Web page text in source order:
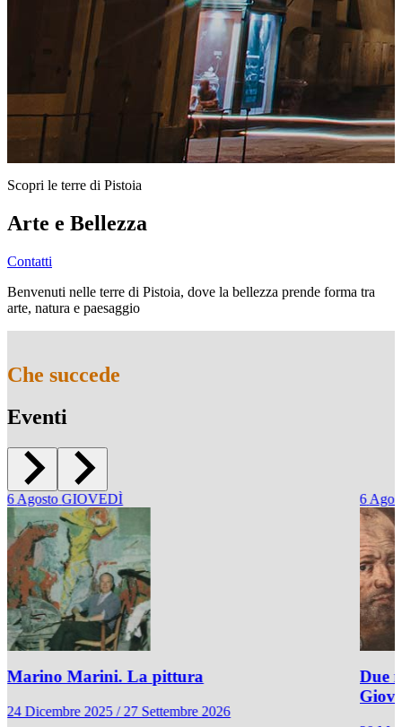
Scopri le terre di Pistoia
Arte e Bellezza
Contatti
Benvenuti nelle terre di Pistoia, dove la bellezza prende forma tra
arte, natura e paesaggio
Che succede
Eventi
6Agosto GIOVEDÌ
Marino Marini. La pittura
24 Dicembre 2025 / 27 Settembre 2026
6
Due